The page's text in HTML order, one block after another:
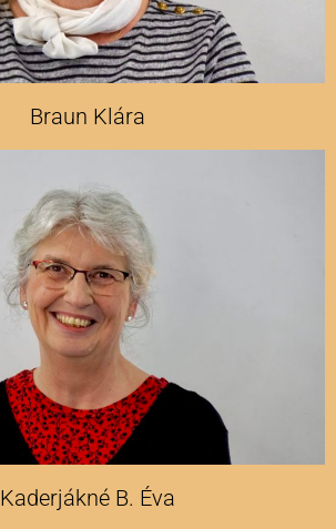
Braun Klára
Kaderjákné B. Éva